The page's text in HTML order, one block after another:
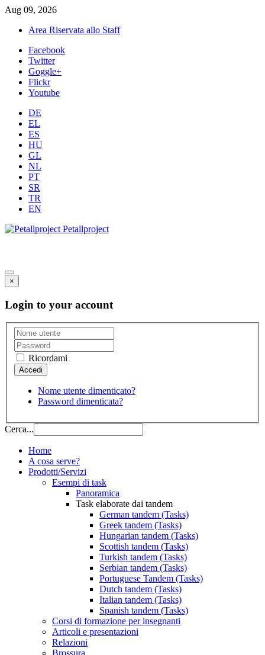
Aug 09, 2026
Area Riservata allo Staff
Facebook
Twitter
Goggle+
Flickr
Youtube
DE
EL
ES
HU
GL
NL
PT
SR
TR
EN
Petallproject
×
Login to your account
Ricordami
Nome utente dimenticato?
Password dimenticata?
Cerca...
Home
A cosa serve?
Prodotti/Servizi
Esempi di task
Panoramica
Task elaborate dai tandem
German tandem (Tasks)
Greek tandem (Tasks)
Hungarian tandem (Tasks)
Scottish tandem (Tasks)
Turkish tandem (Tasks)
Serbian tandem (Tasks)
Portuguese Tandem (Tasks)
Dutch tandem (Tasks)
Italian tandem (Tasks)
Spanish tandem (Tasks)
Corsi di formazione per insegnanti
Articoli e presentazioni
Relazioni
Brossura